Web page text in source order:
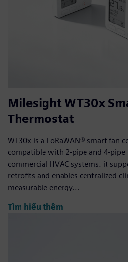
Milesight WT30x
Thermostat
WT30x is a LoRaWAN® smart fan
compatible with 2-pipe and 4-pipe
commercial HVAC systems, it
retrofits and enables centralized
measurable energy...
Tìm hiểu thêm